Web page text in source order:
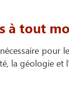
à tout
pour
la géologie et